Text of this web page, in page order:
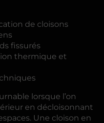
de cloisons
fissurés
thermique et
lorsque l’on
en décloisonnant
Une cloison en